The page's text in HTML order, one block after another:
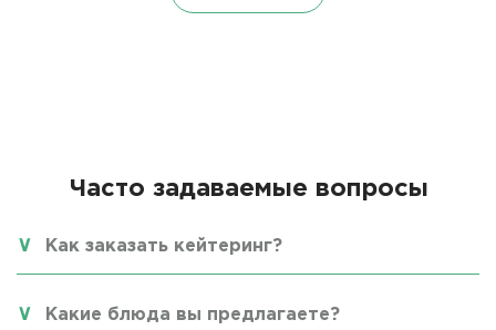
Часто задаваемые вопросы
Как заказать кейтеринг?
Какие блюда вы предлагаете?